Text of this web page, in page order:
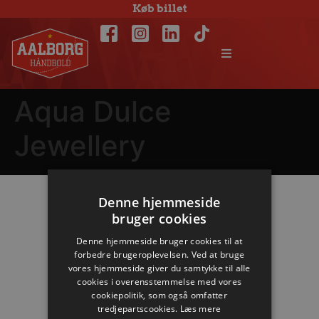
Køb billet
Aqua Dulce
Jewellery
Hovedpartnere
Denne hjemmeside
bruger cookies
Denne hjemmeside bruger cookies til at
forbedre brugeroplevelsen. Ved at bruge
vores hjemmeside giver du samtykke til alle
cookies i overensstemmelse med vores
cookiepolitik, som også omfatter
tredjepartscookies. Læs mere